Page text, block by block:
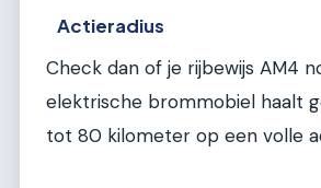
Actieradius
Check dan of je rijbewijs AM4
elektrische brommobiel haalt
tot 80 kilometer op een volle